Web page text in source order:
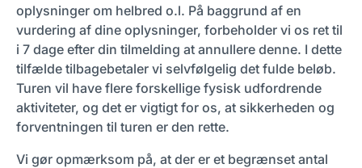
oplysninger om helbred o.l. På baggrund af en
vurdering af dine oplysninger, forbeholder vi os ret til
i 7 dage efter din tilmelding at annullere denne. I dette
tilfælde tilbagebetaler vi selvfølgelig det fulde beløb.
Turen vil have flere forskellige fysisk udfordrende
aktiviteter, og det er vigtigt for os, at sikkerheden og
forventningen til turen er den rette.
Vi gør opmærksom på, at der er et begrænset antal